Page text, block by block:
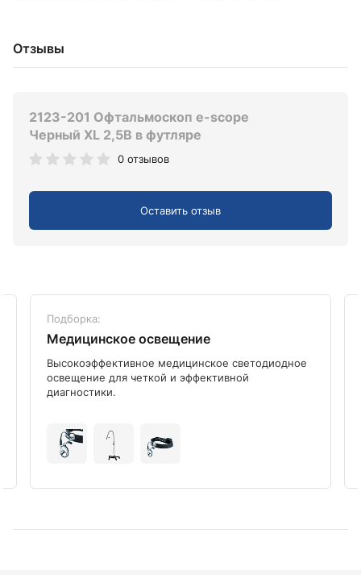
Отзывы
2123-201 Офтальмоскоп e-scope
Черный XL 2,5В в футляре
0 отзывов
Оставить отзыв
Подборка:
Медицинское освещение
Высокоэффективное медицинское светодиодное
освещение для четкой и эффективной
диагностики.